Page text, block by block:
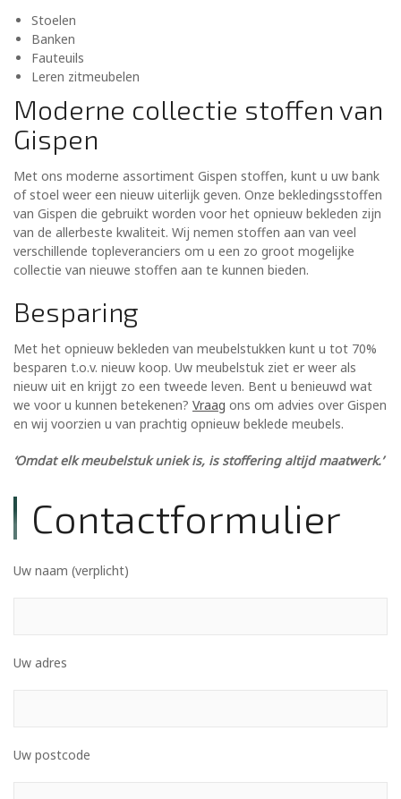
Stoelen
Banken
Fauteuils
Leren zitmeubelen
Moderne collectie stoffen van
Gispen
Met ons moderne assortiment Gispen stoffen, kunt u uw bank
of stoel weer een nieuw uiterlijk geven. Onze bekledingsstoffen
van Gispen die gebruikt worden voor het opnieuw bekleden zijn
van de allerbeste kwaliteit. Wij nemen stoffen aan van veel
verschillende topleveranciers om u een zo groot mogelijke
collectie van nieuwe stoffen aan te kunnen bieden.
Besparing
Met het opnieuw bekleden van meubelstukken kunt u tot 70%
besparen t.o.v. nieuw koop. Uw meubelstuk ziet er weer als
nieuw uit en krijgt zo een tweede leven. Bent u benieuwd wat
we voor u kunnen betekenen? Vraag ons om advies over Gispen
en wij voorzien u van prachtig opnieuw beklede meubels.
‘Omdat elk meubelstuk uniek is, is stoffering altijd maatwerk.’
Contactformulier
Uw naam (verplicht)
Uw adres
Uw postcode